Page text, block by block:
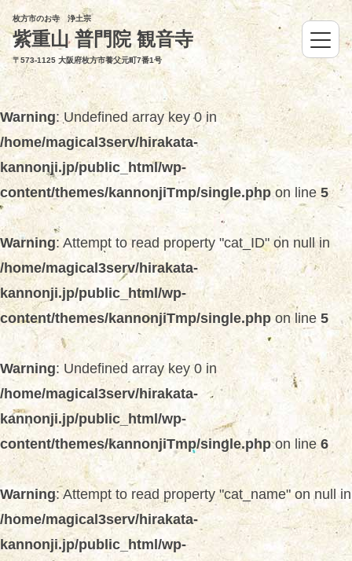
枚方市のお寺 浄土宗
紫重山 普門院 観音寺
〒573-1125 大阪府枚方市養父元町7番1号
Warning: Undefined array key 0 in
/home/magical3serv/hirakata-
kannonji.jp/public_html/wp-
content/themes/kannonjiTmp/single.phpon line 5
Warning: Attempt to read property "cat_ID" on null in
/home/magical3serv/hirakata-
kannonji.jp/public_html/wp-
content/themes/kannonjiTmp/single.php on line 5
Warning: Undefined array key 0 in
/home/magical3serv/hirakata-
kannonji.jp/public_html/wp-
content/themes/kannonjiTmp/single.phpon line 6
Warning: Attempt to read property "cat_name" on null in
/home/magical3serv/hirakata-
kannonji.jp/public_html/wp-